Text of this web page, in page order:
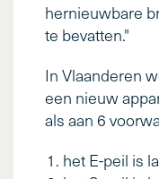
hernieuwbare
te bevatten."
In Vlaanderen
een nieuw
als aan 6
het E-peil is